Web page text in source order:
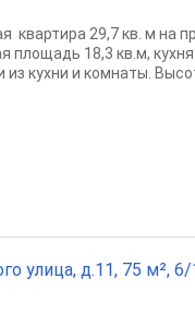
квартира 29,7 кв. м на
площадь 18,3 кв.м,
кухни и комнаты.
улица, д.11, 75 м², 6/